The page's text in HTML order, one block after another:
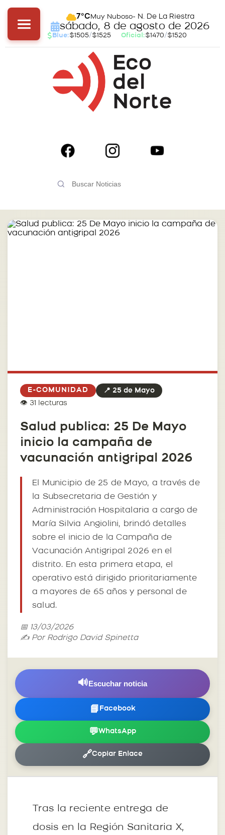
7°C Muy Nuboso- N. De La Riestra
sábado, 8 de agosto de 2026
Blue:$1505/$1525 Oficial:$1470/$1520
E-COMUNIDAD 📍 25 de Mayo
👁️ 31 lecturas
Salud publica: 25 De Mayo
inicio la campaña de
vacunación antigripal 2026
El Municipio de 25 de Mayo, a través de
la Subsecretaria de Gestión y
Administración Hospitalaria a cargo de
María Silvia Angiolini, brindó detalles
sobre el inicio de la Campaña de
Vacunación Antigripal 2026 en el
distrito. En esta primera etapa, el
operativo está dirigido prioritariamente
a mayores de 65 años y personal de
salud.
📅 13/03/2026
✍️ Por Rodrigo David Spinetta
🔊Escuchar noticia
📘 Facebook
💬WhatsApp
🔗Copiar Enlace
Tras la reciente entrega de
dosis en la Región Sanitaria X,